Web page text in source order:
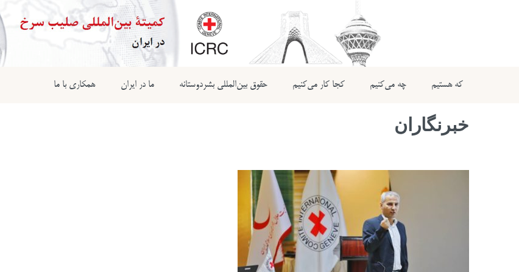
که هستیم چه می‌کنیم کجا کار می‌کنیم حقوق بین‌المللی بشردوستانه ما در ایران همکاری با ما
خبرنگاران